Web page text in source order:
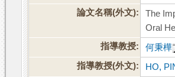
論文名稱(外文):
The
Oral
指導教授:
何秉樺
指導教授(外文):
HO,